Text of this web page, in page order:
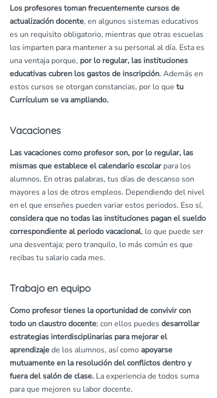
Los profesores toman frecuentemente cursos de
actualización docente, en algunos sistemas educativos
es un requisito obligatorio, mientras que otras escuelas
los imparten para mantener a su personal al día. Esta es
una ventaja porque, por lo regular, las instituciones
educativas cubren los gastos de inscripción. Además en
estos cursos se otorgan constancias, por lo que tu
Currículum se va ampliando.
Vacaciones
Las vacaciones como profesor son, por lo regular, las
mismas que establece el calendario escolarpara los
alumnos. En otras palabras, tus días de descanso son
mayores a los de otros empleos. Dependiendo del nivel
en el que enseñes pueden variar estos periodos. Eso sí,
considera que no todas las instituciones pagan el sueldo
correspondiente al periodo vacacional, lo que puede ser
una desventaja; pero tranquilo, lo más común es que
recibas tu salario cada mes.
Trabajo en equipo
Como profesor tienes la oportunidad de convivir con
todo un claustro docente; con ellos puedes desarrollar
estrategias interdisciplinarias para mejorar el
aprendizajede los alumnos, así como apoyarse
mutuamente en la resolución del conflictos dentro y
fuera del salón de clase. La experiencia de todos suma
para que mejoren su labor docente.